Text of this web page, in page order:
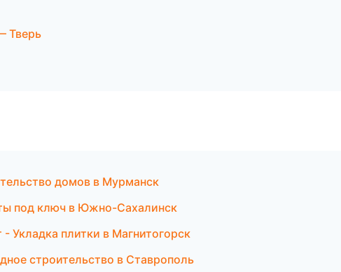
Тверь
домов в Мурманск
под ключ в Южно-Сахалинск
Укладка плитки в Магнитогорск
строительство в Ставрополь